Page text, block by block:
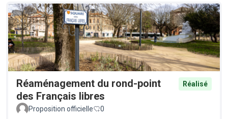
Réaménagement du rond-point
des Français libres
Réalisé
Proposition officielle 0